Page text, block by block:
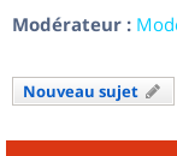
Modérateur :
Nouveau sujet